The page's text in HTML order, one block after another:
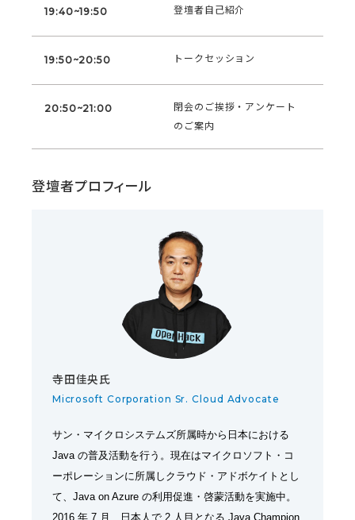
19:40~19:50 登壇者自己紹介
19:50~20:50 トークセッション
20:50~21:00
閉会のご挨拶・アンケート
のご案内
登壇者プロフィール
寺田佳央氏
Microsoft Corporation Sr. Cloud Advocate
サン・マイクロシステムズ所属時から日本における
Java の普及活動を行う。現在はマイクロソフト・コ
ーポレーションに所属しクラウド・アドボケイトとし
て、Java on Azure の利用促進・啓蒙活動を実施中。
2016 年 7 月、日本人で 2 人目となる Java Champion